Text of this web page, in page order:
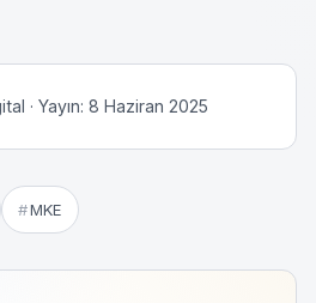
· Yayın: 8 Haziran 2025
MKE